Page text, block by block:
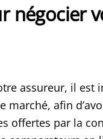
négocier
assureur, il est
marché, afin
offertes par la